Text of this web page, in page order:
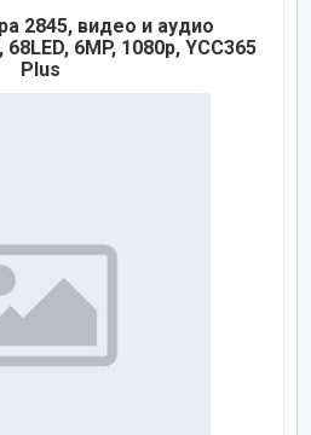
2845, видео и аудио
6MP, 1080p, YCC365
Plus